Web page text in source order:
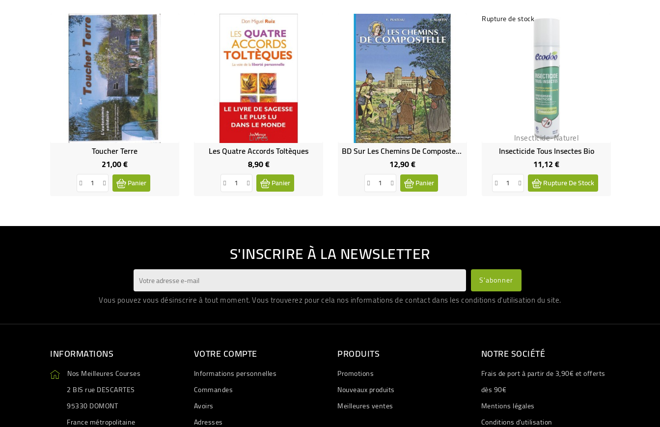
Dvd
Toucher Terre
21,00 €Prix
Panier
Livres
Les Quatre Accords Toltèques
8,90 €Prix
Panier
Livre-A
BD Sur Les Chemins De Compostelle - Voyage De Jhen
12,90 €Prix
Panier
Rupture de stock
Insecticide-Naturel
Insecticide Tous Insectes Bio
11,12 €Prix
Rupture De Stock
S'INSCRIRE À LA NEWSLETTER
Vous pouvez vous désinscrire à tout moment. Vous trouverez pour cela nos informations de contact dans les conditions d'utilisation du site.
INFORMATIONS
Nos Meilleures Courses
2 BIS rue DESCARTES
95330 DOMONT
France métropolitaine
VOTRE COMPTE
Informations personnelles
Commandes
Avoirs
Adresses
PRODUITS
Promotions
Nouveaux produits
Meilleures ventes
NOTRE SOCIÉTÉ
Frais de port à partir de 3,90€ et offerts
dès 90€
Mentions légales
Conditions d'utilisation